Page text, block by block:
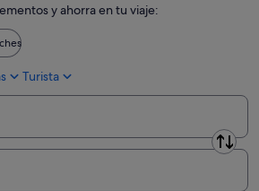
y ahorra en tu viaje:
Turista